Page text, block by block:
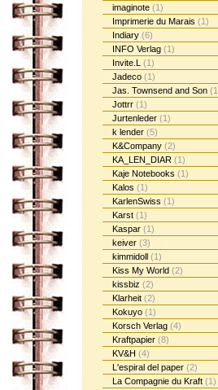
imaginote (1)
Imprimerie du Marais (1)
Indiary (6)
INFO Verlag (1)
Invite.L (1)
Jadeco (1)
Jas. Townsend and Son
Jottrr (1)
Jurtenleder (1)
k lender (5)
K&Company (2)
KA_LEN_DIAR (1)
Kaje Notebooks (1)
Kalos (1)
KarlenSwiss (1)
Karst (1)
Kaspar (1)
keiver (3)
kimmidoll (1)
Kiss My World (2)
kissbiz (2)
Klarheit (2)
Kokuyo (1)
Korsch Verlag (4)
Kraftpapier (8)
KV&H (4)
L'espiral del paper (2)
La Compagnie du Kraft (1)